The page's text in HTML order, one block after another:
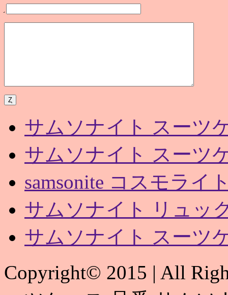
サムソナイト スーツ
サムソナイト スーツ
samsonite コスモライ
サムソナイト リュッ
サムソナイト スーツ
Copyright© 2015 | All